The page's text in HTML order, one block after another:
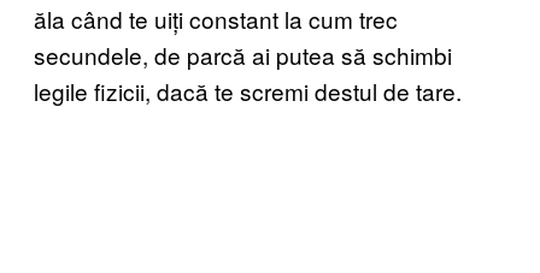
ăla când te uiți constant la cum trec
secundele, de parcă ai putea să schimbi
legile fizicii, dacă te scremi destul de tare.